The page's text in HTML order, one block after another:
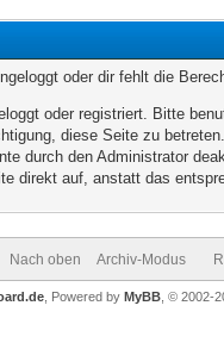
oder dir fehlt die
oder registriert. Bitte
diese Seite zu
durch den Administrator
direkt auf, anstatt das
Nach oben Archiv-Modus
, Powered by MyBB, © 2002-